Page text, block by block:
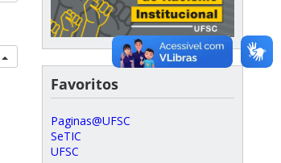
Favoritos
Paginas@UFSC
SeTIC
UFSC